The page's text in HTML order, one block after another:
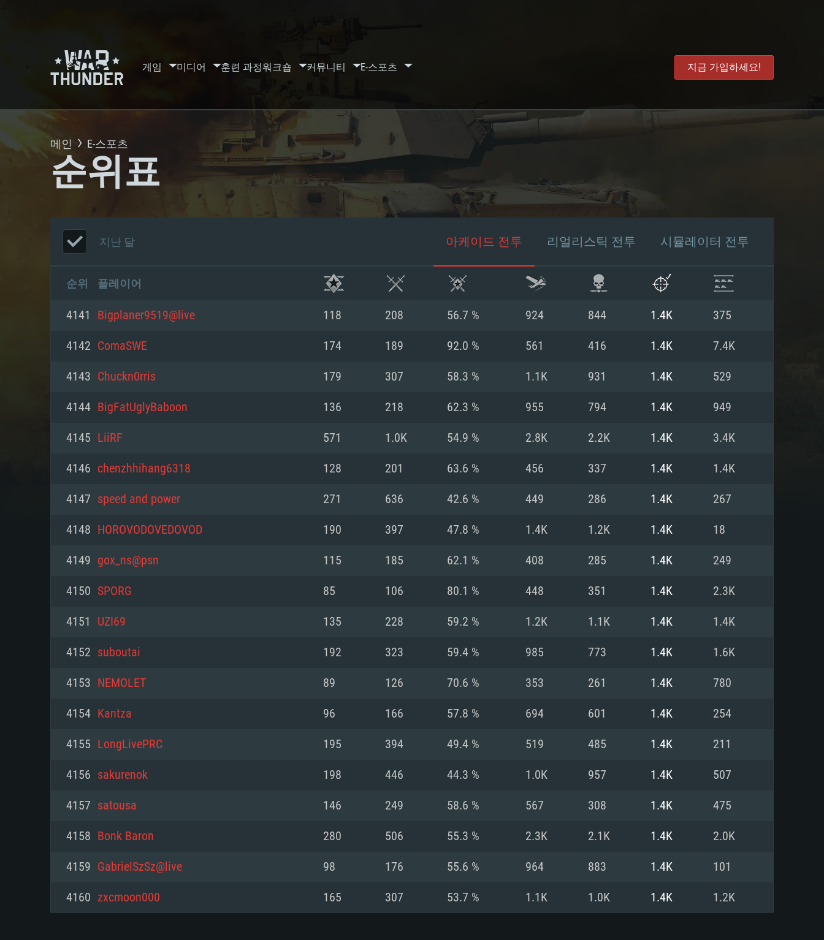
게임 미디어 훈련 과정워크숍 커뮤니티 E-스포츠 지금 가입하세요!
시스템 요구사항
PC MAC Linux
최소사양
운영체제: Windows 10 (64 bit)
프로세서: 2.2 GHz 듀얼코어 이상
메모리: 4GB
그래픽 카드: DirectX 11 이상을 지원하는 AMD
해상도: 720p
네트워크: 브로드밴드 인터넷
여유 저장 공간: 22.1 GB (최소 클라이언트)
권장 사양
운영체제: Windows 10/11 (64 bit)
프로세서: Intel Core i5 또는 Ryzen 5 3600 이상
메모리: 16 GB 이상
그래픽 카드: DirectX 11 이상을 지원하는 Nvidia
최소사양
운영체제: Mac OS Big Sur 11.0
프로세서: 최소 2.2 GHz의 Core i5 (Intel Xeon 은 지
(Mac), 혹은 이와 비슷한 성능을 가지는 Mac 버전
의 AMD/Nvidia. 최소 해상도: 720p
네트워크: 브로드밴드 인터넷
여유 저장 공간: 22.1 GB (최소 클라이언트)
권장 사양
운영체제: Mac OS Big Sur 11.0
프로세서: Core i7 (Intel Xeon 은 지원하지 않습니
네트워크: 브로드밴드 인터넷
여유 저장 공간: 62.2 GB (전체 클라이언트)
최소사양
운영체제: 64bit Linux 중 최신 버전
프로세서: 2.4 GHz 듀얼코어
메모리: 4 GB
그래픽 카드: Vulkan 을 지원하고, 최신 그래픽 드라
와 동급의 성능을 가지며 최신 그래픽 드라이버를
지원하는 AMD (6개월 미만; 최소사양 지원 해상도
권장 사양
운영체제: Ubuntu 20.04 64bit
프로세서: Intel Core i7
메모리: 16 GB
그래픽 카드: Vulkan 을 지원하고, 최신 그래픽 드라
와 동급의 성능을 가지며 최신 그래픽 드라이버를
지원하는 AMD RX 570 (6개월 미만; 최소사양 지원
메인 E-스포츠
순위표
지난 달 아케이드 전투 리얼리스틱 전투 시뮬레이터 전투
순위 플레이어
4141 Bigplaner9519@live 118 208 56.7 % 924 844 1.4K 375
4142 ComaSWE 174 189 92.0 % 561 416 1.4K 7.4K
4143 Chuckn0rris 179 307 58.3 % 1.1K 931 1.4K 529
4144 BigFatUglyBaboon 136 218 62.3 % 955 794 1.4K 949
4145 LiiRF 571 1.0K 54.9 % 2.8K 2.2K 1.4K 3.4K
4146 chenzhhihang6318 128 201 63.6 % 456 337 1.4K 1.4K
4147 speed and power 271 636 42.6 % 449 286 1.4K 267
4148 HOROVODOVEDOVOD 190 397 47.8 % 1.4K 1.2K 1.4K 18
4149 gox_ns@psn 115 185 62.1 % 408 285 1.4K 249
4150 SPORG 85 106 80.1 % 448 351 1.4K 2.3K
4151 UZI69 135 228 59.2 % 1.2K 1.1K 1.4K 1.4K
4152 suboutai 192 323 59.4 % 985 773 1.4K 1.6K
4153 NEMOLET 89 126 70.6 % 353 261 1.4K 780
4154 Kantza 96 166 57.8 % 694 601 1.4K 254
4155 LongLivePRC 195 394 49.4 % 519 485 1.4K 211
4156 sakurenok 198 446 44.3 % 1.0K 957 1.4K 507
4157 satousa 146 249 58.6 % 567 308 1.4K 475
4158 Bonk Baron 280 506 55.3 % 2.3K 2.1K 1.4K 2.0K
4159 GabrielSzSz@live 98 176 55.6 % 964 883 1.4K 101
4160 zxcmoon000 165 307 53.7 % 1.1K 1.0K 1.4K 1.2K